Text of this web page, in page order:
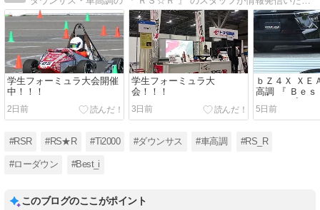
学生フォーミュラ大会開催
中！！！
2日前
学生フォーミュラ大
会！！！
3日前
ｂＺ４Ｘ ＸＥ
高調 『 Ｂｅ
ッチング完了
5日前
#RSR #RS★R #Ti2000 #ダウンサス #車高調 #RS_R
#ローダウン #Best_i
このブログのここがポイント